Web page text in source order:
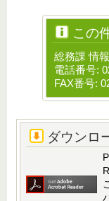
この
総務課 情
電話番号:
FAX番号:
ダウンロ